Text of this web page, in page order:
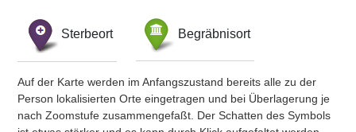
Sterbeort Begräbnisort
Auf der Karte werden im Anfangszustand bereits alle zu der
Person lokalisierten Orte eingetragen und bei Überlagerung je
nach Zoomstufe zusammengefaßt. Der Schatten des Symbols